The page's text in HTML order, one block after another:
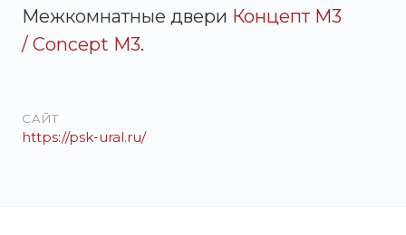
Межкомнатные двери Концепт М3
/ Concept M3.
САЙТ
https://psk-ural.ru/